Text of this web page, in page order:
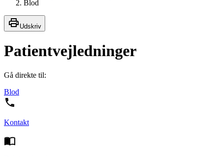
Blod
Udskriv
Patientvejledninger
Gå direkte til:
Blod
Kontakt